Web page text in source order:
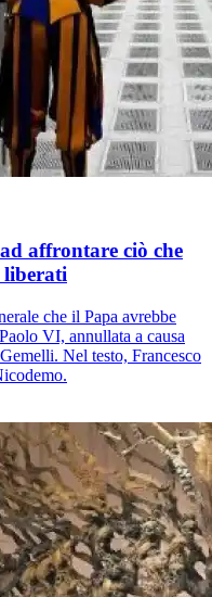
affrontare ciò che
liberati
che il Papa avrebbe
VI, annullata a causa
Nel testo, Francesco